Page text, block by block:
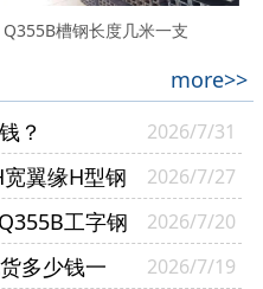
Q355B槽钢长度几米一支
more>>
？
2026/7/31
翼缘H型钢
2026/7/27
工字钢
2026/7/20
多少钱一 2026/7/19